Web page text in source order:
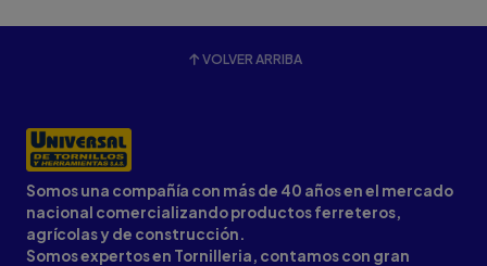
VOLVER ARRIBA
Somos una compañía con más de 40 años en el mercado
nacional comercializando productos ferreteros,
agrícolas y de construcción.
Somos expertos en Tornilleria, contamos con gran